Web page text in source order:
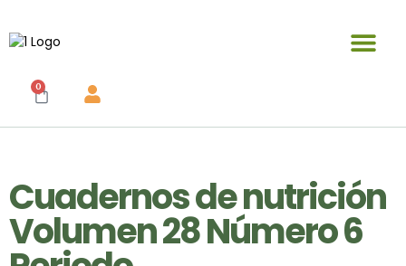
0
Cuadernos de nutrición
Volumen 28 Número 6